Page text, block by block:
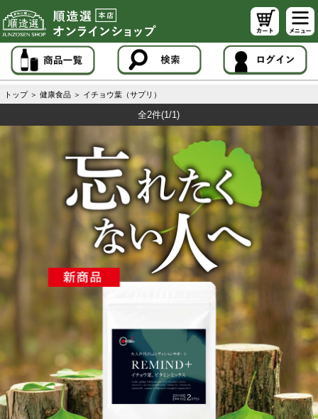
トップ ＞ 健康食品 ＞ イチョウ葉（サプリ）
全2件(1/1)